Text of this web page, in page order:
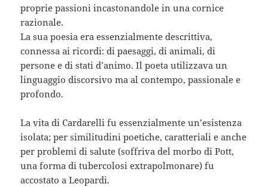
proprie passioni incastonandole in una cornice
razionale.
La sua poesia era essenzialmente descrittiva,
connessa ai ricordi: di paesaggi, di animali, di
persone e di stati d’animo. Il poeta utilizzava un
linguaggio discorsivo ma al contempo, passionale e
profondo.
La vita di Cardarelli fu essenzialmente un’esistenza
isolata; per similitudini poetiche, caratteriali e anche
per problemi di salute (soffriva del morbo di Pott,
una forma di tubercolosi extrapolmonare) fu
accostato a Leopardi.